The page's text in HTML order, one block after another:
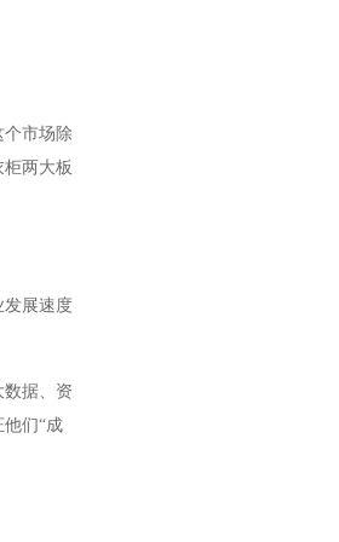
个市场除
两大板
发展速度
据、资
们“成